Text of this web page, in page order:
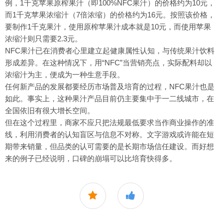
例，1千克苹果原榨果汁（即100%NFC果汁）的价格约为10元，
而1千克苹果浓缩汁（7倍浓缩）的价格约为16元。按照该价格，
要制作1千克果汁，使用原榨苹果汁成本就是10元，而使用苹果
浓缩汁则只需要2.3元。
NFC果汁已在消费者心里建立起健康属性认知，与传统果汁饮料
形成差异。在这种情况下，用“NFC”当营销亮点，实际配料却以
浓缩汁为主，便成为一种生意手段。
任何新产品的发展都要经历市场普及培育的过程，NFC果汁也是
如此。事实上，这种果汁产品目前仍主要集中于一二线城市，在
全国依旧有很大增长空间。
但在这个过程里，商家不应只把法规最低要求当作商业操作的准
线，利用消费者的认知盲区与信息不对称。文字游戏或许能在短
期带来销量，但品类的认可需要的是长期市场信任建设。而好想
来的例子已经说明，口碑的崩塌可以比培育快得多。